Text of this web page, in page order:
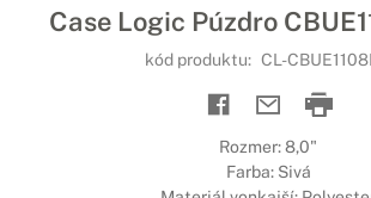
Case Logic Púzdro
kód produktu: CL-
Rozmer: 8,0"
Farba: Sivá